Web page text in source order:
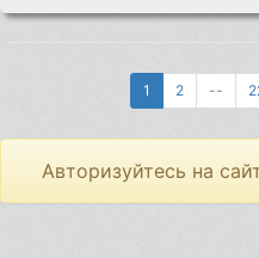
1 2 --
Авторизуйтесь на